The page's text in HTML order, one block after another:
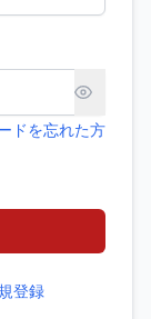
ドを忘れた方
登録